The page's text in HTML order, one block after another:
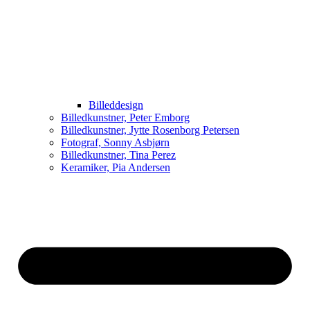
Billeddesign
Billedkunstner, Peter Emborg
Billedkunstner, Jytte Rosenborg Petersen
Fotograf, Sonny Asbjørn
Billedkunstner, Tina Perez
Keramiker, Pia Andersen